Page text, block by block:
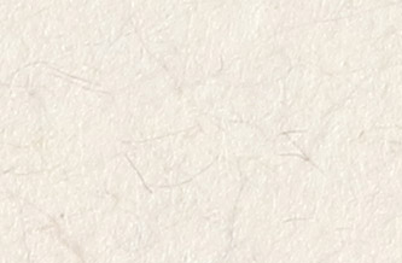
都内
希（
東京都内に5店
ョン」の新着
も豊富にご用意。